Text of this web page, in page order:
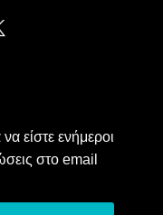
είστε ενήμεροι
στο email